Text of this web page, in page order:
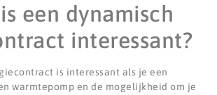
een dynamisch
interessant?
is interessant als je een
warmtepomp en de mogelijkheid om je